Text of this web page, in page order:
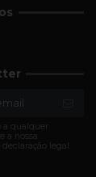
a qualquer
a nossa
legal.